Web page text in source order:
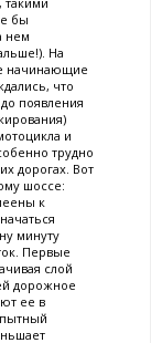
бы
нем
На
начинающие
что
появления
и
трудно
дорогах. Вот
шоссе:
к
минуту
Первые
слой
дорожное
ее в